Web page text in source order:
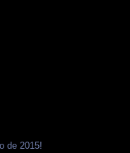
de 2015!